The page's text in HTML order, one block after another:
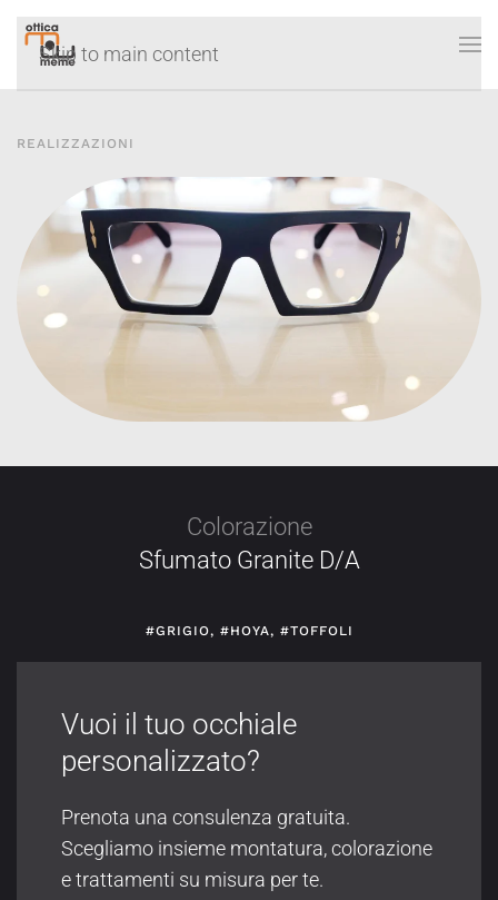
Skip to main content
REALIZZAZIONI
Colorazione
Sfumato Granite D/A
#GRIGIO, #HOYA, #TOFFOLI
Vuoi il tuo occhiale
personalizzato?
Prenota una consulenza gratuita.
Scegliamo insieme montatura, colorazione
e trattamenti su misura per te.